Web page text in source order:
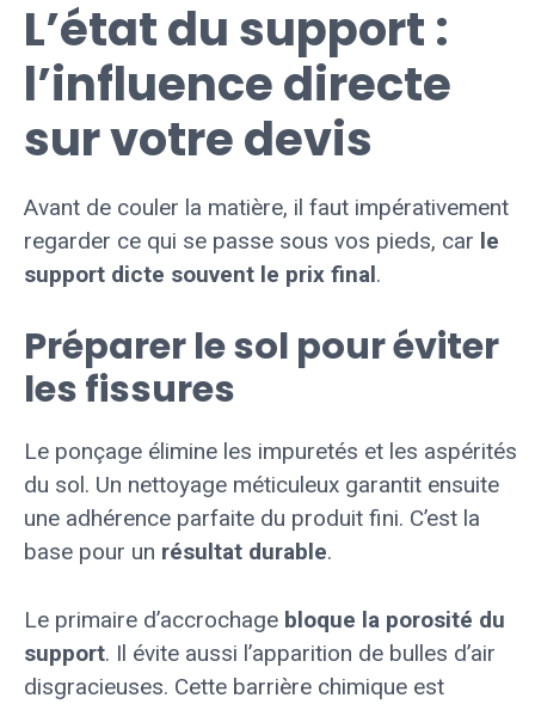
L’état du support :
l’influence directe
sur votre devis
Avant de couler la matière, il faut impérativement
regarder ce qui se passe sous vos pieds, car le
support dicte souvent le prix final.
Préparer le sol pour éviter
les fissures
Le ponçage élimine les impuretés et les aspérités
du sol. Un nettoyage méticuleux garantit ensuite
une adhérence parfaite du produit fini. C’est la
base pour un résultat durable.
Le primaire d’accrochage bloque la porosité du
support. Il évite aussi l’apparition de bulles d’air
disgracieuses. Cette barrière chimique est